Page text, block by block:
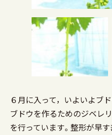
６月に入って，いよいよブ
ブドウを作るためのジベレ
を行っています。整形が早